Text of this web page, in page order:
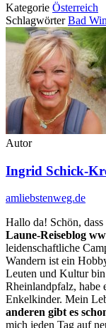
Kategorie Österreich
SchlagwörterBad
Autor
Ingrid Schick-
amliebstenweg.de
Hallo da! Schön,
Laune-Reiseblog
leidenschaftliche
Wandern ist ein
Leuten und Kultur
Rheinlandpfalz, habe
Enkelkinder. Mein
anderen gibt es
mich jeden Tag auf